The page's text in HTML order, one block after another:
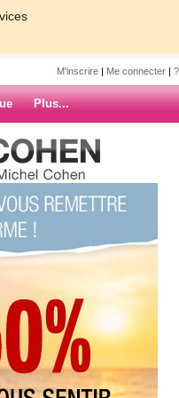
M'inscrire | Me connecter |
Plus...